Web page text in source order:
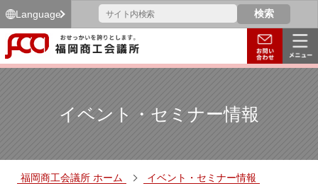
Language
イベント・セミナー情報
福岡商工会議所 ホーム イベント・セミナー情報